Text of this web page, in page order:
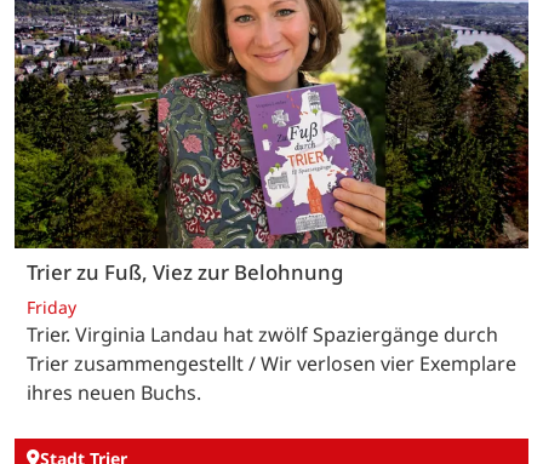
Trier zu Fuß, Viez zur Belohnung
Friday
Trier. Virginia Landau hat zwölf Spaziergänge durch
Trier zusammengestellt / Wir verlosen vier Exemplare
ihres neuen Buchs.
Stadt Trier